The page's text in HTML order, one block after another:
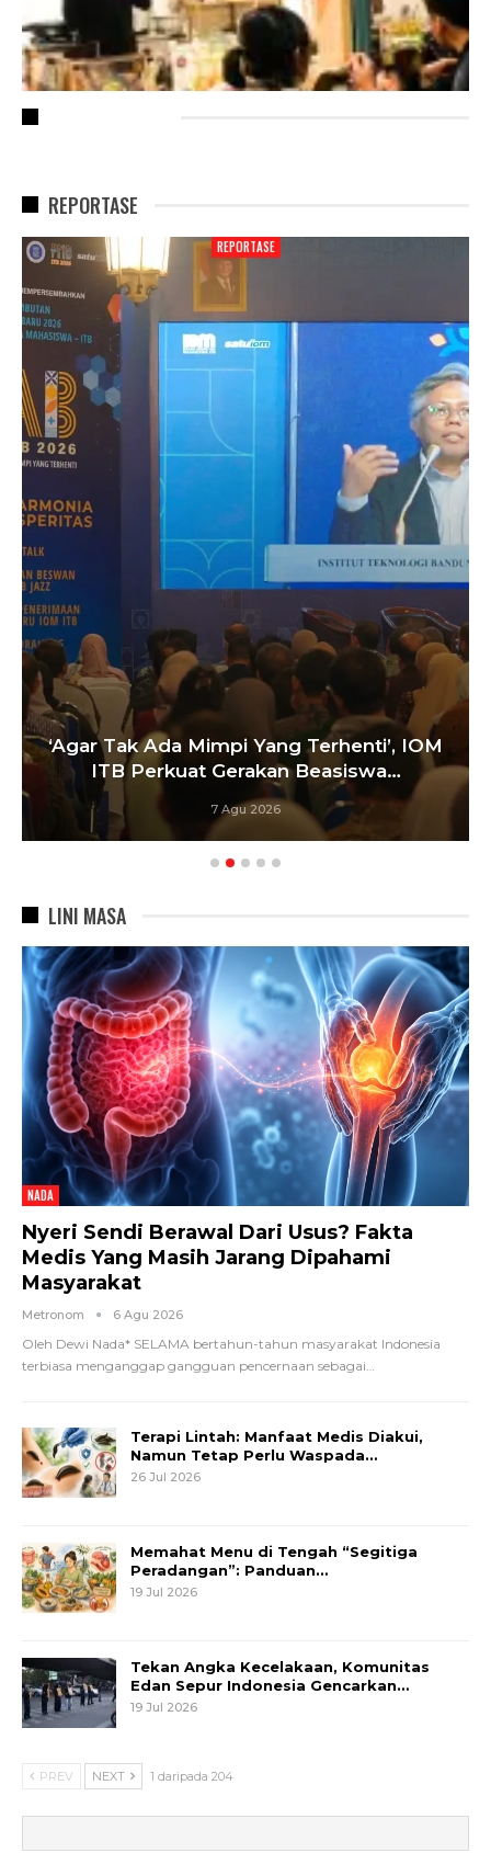
REPORTASE
REPORTASE
‘Agar Tak Ada Mimpi Yang Terhenti’, IOM
ITB Perkuat Gerakan Beasiswa…
7 Agu 2026
LINI MASA
NADA
Nyeri Sendi Berawal Dari Usus? Fakta
Medis Yang Masih Jarang Dipahami
Masyarakat
Metronom 6 Agu 2026
Oleh Dewi Nada* SELAMA bertahun-tahun masyarakat Indonesia
terbiasa menganggap gangguan pencernaan sebagai…
Terapi Lintah: Manfaat Medis Diakui,
Namun Tetap Perlu Waspada…
26 Jul 2026
Memahat Menu di Tengah “Segitiga
Peradangan”: Panduan…
19 Jul 2026
Tekan Angka Kecelakaan, Komunitas
Edan Sepur Indonesia Gencarkan…
19 Jul 2026
PREV NEXT 1 daripada 204